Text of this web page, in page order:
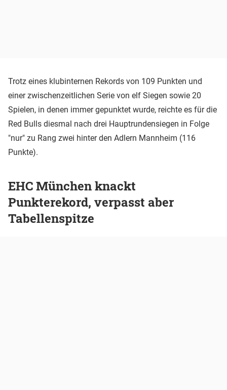
Trotz eines klubinternen Rekords von 109 Punkten und
einer zwischenzeitlichen Serie von elf Siegen sowie 20
Spielen, in denen immer gepunktet wurde, reichte es für die
Red Bulls diesmal nach drei Hauptrundensiegen in Folge
"nur" zu Rang zwei hinter den Adlern Mannheim (116
Punkte).
EHC München knackt
Punkterekord, verpasst aber
Tabellenspitze